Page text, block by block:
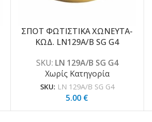
ΣΠΟΤ ΦΩΤΙΣΤΙΚΑ ΧΩΝΕΥΤΑ-
ΚΩΔ. LN129A/B SG G4
SKU: LN 129A/B SG G4
Χωρίς Κατηγορία
SKU: LN 129A/B SG G4
5.00 €